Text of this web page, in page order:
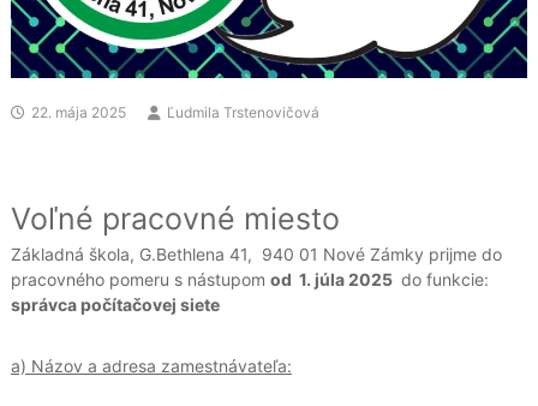
22. mája 2025 Ľudmila Trstenovičová
Voľné pracovné miesto
Základná škola, G.Bethlena 41, 940 01 Nové Zámky prijme do
pracovného pomeru s nástupom od 1. júla 2025 do funkcie:
správca počítačovej siete
a) Názov a adresa zamestnávateľa: